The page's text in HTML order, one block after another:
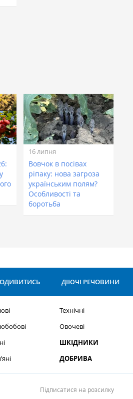
16 липня
Вовчок в посівах
ріпаку: нова загроза
українським полям?
Особливості та
боротьба
ДІЮЧІ РЕЧОВИНИ
Технічні
Овочеві
ШКІДНИКИ
ДОБРИВА
Підписатися на розсилку